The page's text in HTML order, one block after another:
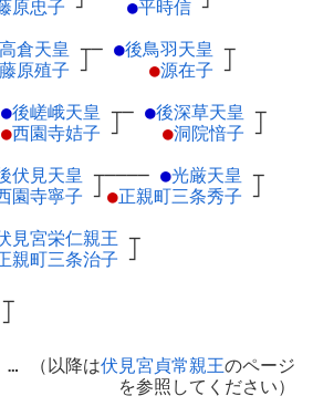
原忠子 ┘
●平時信 ┘
高倉天皇 ┬
藤原殖子 ┘
─ ●後鳥羽天皇 ┬
●源在子 ┘
●後嵯峨天皇 ┬
●西園寺姞子 ┘
─ ●後深草天皇 ┬
●洞院愔子 ┘
伏見天皇 ┬
園寺寧子 ┘
──── ●光厳天皇 ┬
●正親町三条秀子 ┘
見宮栄仁親王 ┬
親町三条治子 ┘
┬
┘
… （以降は伏見宮貞常親王のページ
を参照してください）